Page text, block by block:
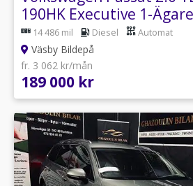
190HK Executive 1-Ägare
14 486 mil Diesel Automat
Väsby Bildepå
fr. 3 062 kr/mån
189 000 kr